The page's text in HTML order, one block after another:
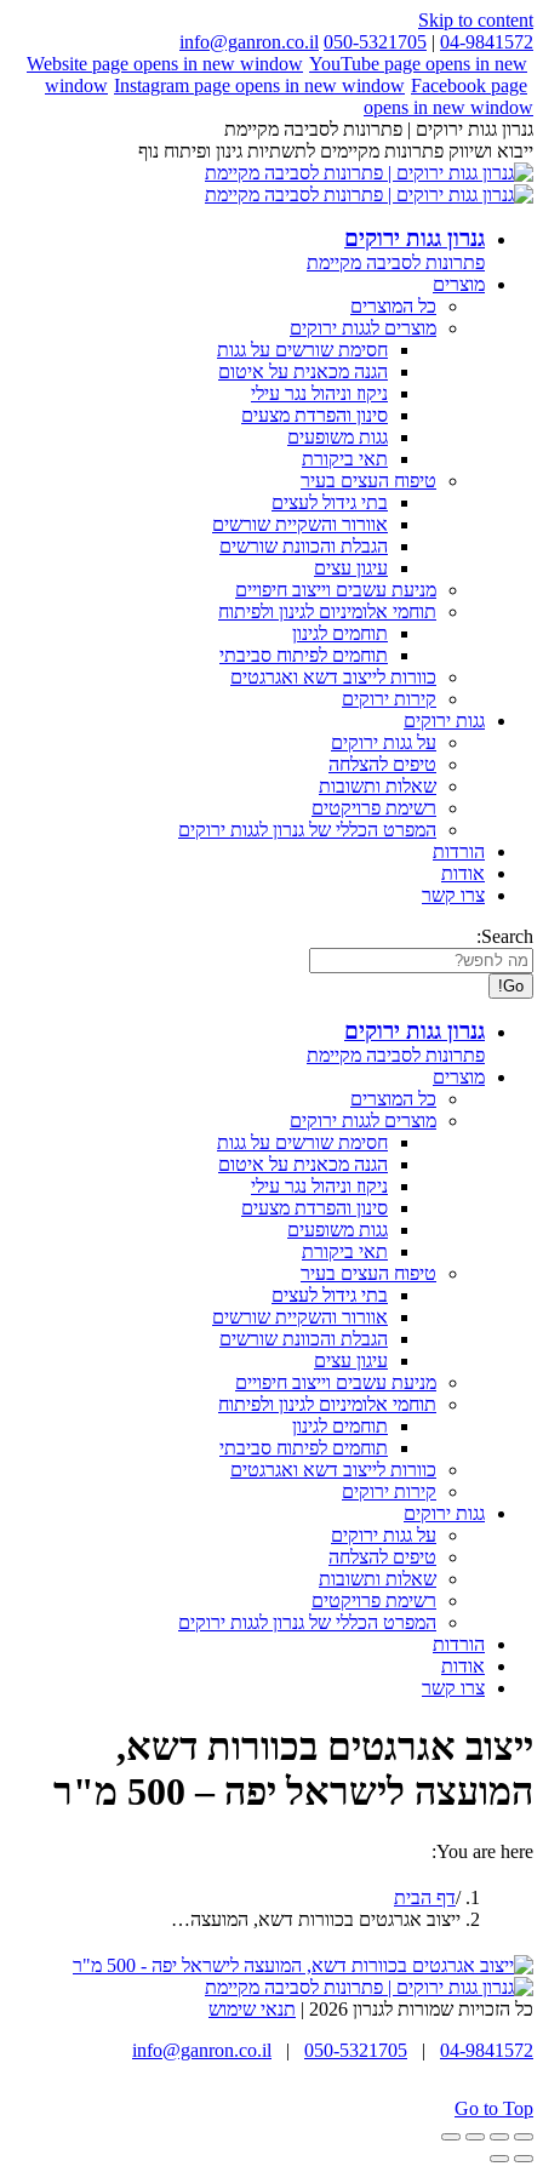
Skip to content
04-9841572
|
050-5321705
info@ganron.co.il
Website page opens in new window YouTube page opens in new
window Instagram page opens in new window Facebook page
opens in new window
גנרון גגות ירוקים | פתרונות לסביבה מקיימת
ייבוא ושיווק פתרונות מקיימים לתשתיות גינון ופיתוח נוף
גנרון גגות ירוקים
פתרונות לסביבה מקיימת
מוצרים
כל המוצרים
מוצרים לגגות ירוקים
חסימת שורשים על גגות
הגנה מכאנית על איטום
ניקוז וניהול נגר עילי
סינון והפרדת מצעים
גגות משופעים
תאי ביקורת
טיפוח העצים בעיר
בתי גידול לעצים
אוורור והשקיית שורשים
הגבלת והכוונת שורשים
עיגון עצים
מניעת עשבים וייצוב חיפויים
תוחמי אלומיניום לגינון ולפיתוח
תוחמים לגינון
תוחמים לפיתוח סביבתי
כוורות לייצוב דשא ואגרגטים
קירות ירוקים
גגות ירוקים
על גגות ירוקים
טיפים להצלחה
שאלות ותשובות
רשימת פרויקטים
המפרט הכללי של גנרון לגגות ירוקים
הורדות
אודות
צרו קשר
Search:
גנרון גגות ירוקים
פתרונות לסביבה מקיימת
מוצרים
כל המוצרים
מוצרים לגגות ירוקים
חסימת שורשים על גגות
הגנה מכאנית על איטום
ניקוז וניהול נגר עילי
סינון והפרדת מצעים
גגות משופעים
תאי ביקורת
טיפוח העצים בעיר
בתי גידול לעצים
אוורור והשקיית שורשים
הגבלת והכוונת שורשים
עיגון עצים
מניעת עשבים וייצוב חיפויים
תוחמי אלומיניום לגינון ולפיתוח
תוחמים לגינון
תוחמים לפיתוח סביבתי
כוורות לייצוב דשא ואגרגטים
קירות ירוקים
גגות ירוקים
על גגות ירוקים
טיפים להצלחה
שאלות ותשובות
רשימת פרויקטים
המפרט הכללי של גנרון לגגות ירוקים
הורדות
אודות
צרו קשר
ייצוב אגרגטים בכוורות דשא,
המועצה לישראל יפה – 500 מ"ר
You are here:
דף הבית
ייצוב אגרגטים בכוורות דשא, המועצה…
כל הזכויות שמורות לגנרון 2026 |
תנאי שימוש
04-9841572
|
050-5321705
|
info@ganron.co.il
Go to Top